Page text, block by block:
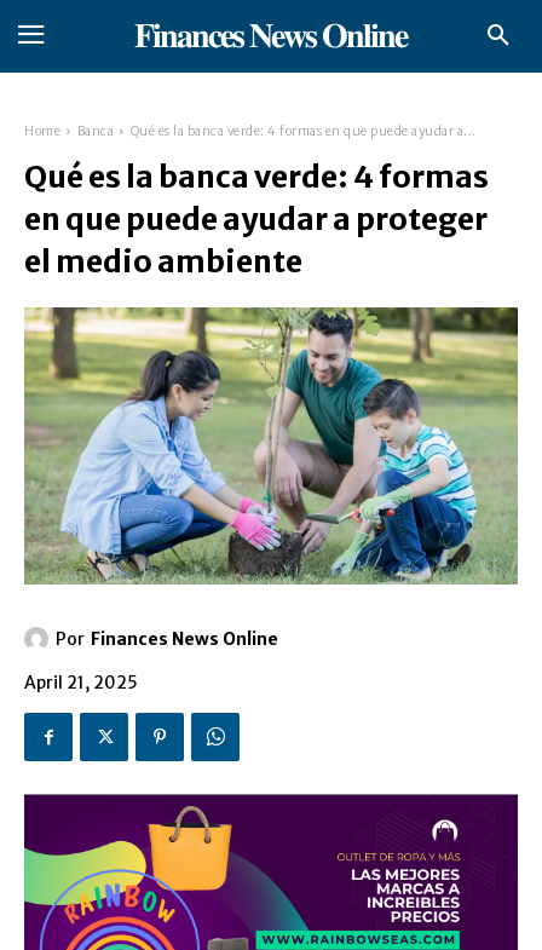
𝐅𝐢𝐧𝐚𝐧𝐜𝐞𝐬 𝐍𝐞𝐰𝐬 𝐎𝐧𝐥𝐢𝐧𝐞
Home Banca Qué es la banca verde: 4 formas en que puede ayudar a...
Qué es la banca verde: 4 formas
en que puede ayudar a proteger
el medio ambiente
Por Finances News Online
April 21, 2025